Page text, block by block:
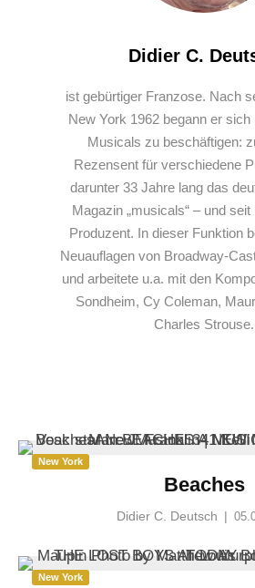
Didier C.
ist gebürtiger Franzose. Nach
New York 1962 begann er
Musicals zu beschäftigen:
Rezensent für verschiedene
darunter 33 Jahre lang das
Magazin „musicals“ – und
Produzent. In dieser Funktion
Neuauflagen von Broadway-
und arbeitete u.a. mit den
Sondheim, Cy Coleman,
Charles Strouse.
New York
Beaches
Didier C. Deutsch |
New York